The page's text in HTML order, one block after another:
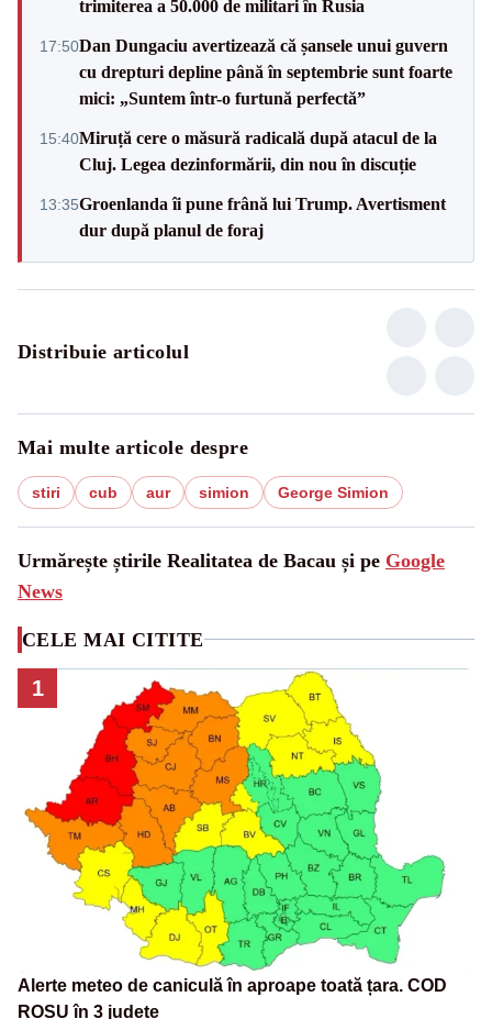
trimiterea a 50.000 de militari în Rusia
17:50Dan Dungaciu avertizează că șansele unui guvern
cu drepturi depline până în septembrie sunt foarte
mici: „Suntem într-o furtună perfectă”
15:40Miruță cere o măsură radicală după atacul de la
Cluj. Legea dezinformării, din nou în discuție
13:35Groenlanda îi pune frână lui Trump. Avertisment
dur după planul de foraj
Distribuie articolul
Mai multe articole despre
stiri cub aur simion George Simion
Urmărește știrile Realitatea de Bacau și pe Google
News
CELE MAI CITITE
1
Alerte meteo de caniculă în aproape toată țara. COD
ROȘU în 3 județe